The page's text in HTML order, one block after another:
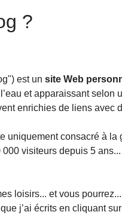
?
est un site Web
et apparaissant selon
enrichies de liens avec
uniquement consacré à la
visiteurs depuis 5
loisirs... et vous
j’ai écrits en cliquant